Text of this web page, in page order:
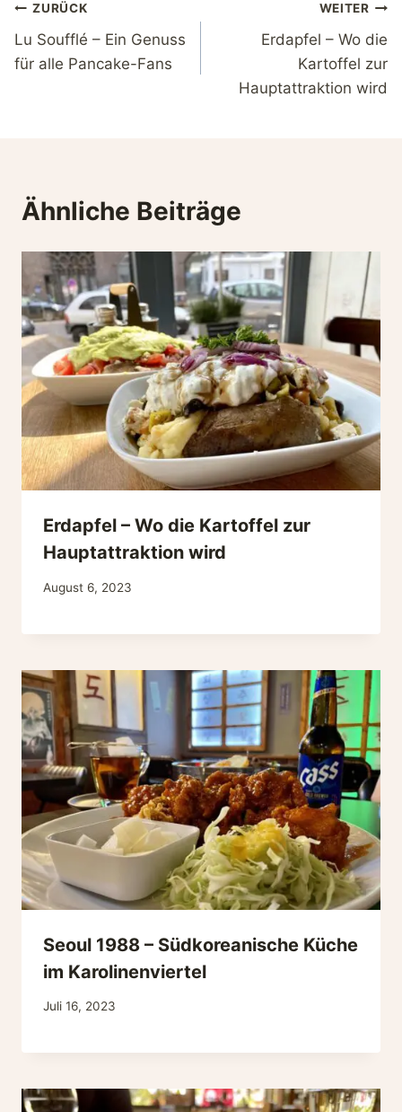
Beitragsnavigation
ZURÜCK
Lu Soufflé – Ein Genuss
für alle Pancake-Fans
WEITER
Erdapfel – Wo die
Kartoffel zur
Hauptattraktion wird
Ähnliche Beiträge
Erdapfel – Wo die Kartoffel zur
Hauptattraktion wird
August 6, 2023
Seoul 1988 – Südkoreanische Küche
im Karolinenviertel
Juli 16, 2023